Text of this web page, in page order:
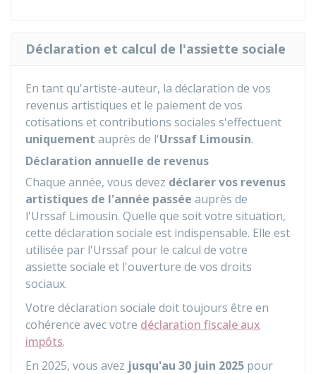
Déclaration et calcul de l'assiette sociale
En tant qu'artiste-auteur, la déclaration de vos
revenus artistiques et le paiement de vos
cotisations et contributions sociales s'effectuent
uniquement auprès de l'Urssaf Limousin.
Déclaration annuelle de revenus
Chaque année, vous devez déclarer vos revenus
artistiques de l'année passée auprès de
l'Urssaf Limousin. Quelle que soit votre situation,
cette déclaration sociale est indispensable. Elle est
utilisée par l'Urssaf pour le calcul de votre
assiette sociale et l'ouverture de vos droits
sociaux.
Votre déclaration sociale doit toujours être en
cohérence avec votre déclaration fiscale aux
impôts.
En 2025, vous avez jusqu'au 30 juin 2025 pour